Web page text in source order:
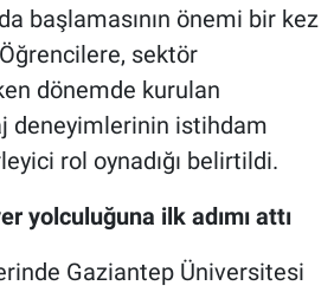
başlamasının önemi bir kez
sektör
dönemde kurulan
deneyimlerinin istihdam
rol oynadığı belirtildi.
yolculuğuna ilk adımı attı
Gaziantep Üniversitesi